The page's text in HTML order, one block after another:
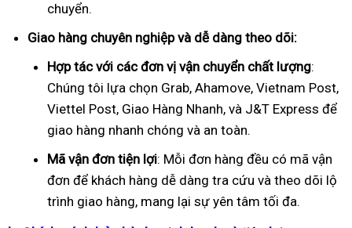
chuyển.
Giao hàng chuyên nghiệp và dễ dàng theo dõi:
Hợp tác với các đơn vị vận chuyển chất lượng:
Chúng tôi lựa chọn Grab, Ahamove, Vietnam Post,
Viettel Post, Giao Hàng Nhanh, và J&T Express để
giao hàng nhanh chóng và an toàn.
Mã vận đơn tiện lợi: Mỗi đơn hàng đều có mã vận
đơn để khách hàng dễ dàng tra cứu và theo dõi lộ
trình giao hàng, mang lại sự yên tâm tối đa.